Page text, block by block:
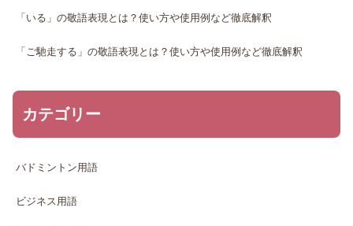
「いる」の敬語表現とは？使い方や使用例など徹底解釈
「ご馳走する」の敬語表現とは？使い方や使用例など徹底解釈
カテゴリー
バドミントン用語
ビジネス用語